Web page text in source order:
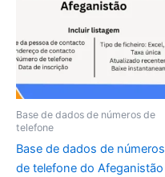
Base de dados de números de
telefone
Base de dados de números
de telefone do Afeganistão